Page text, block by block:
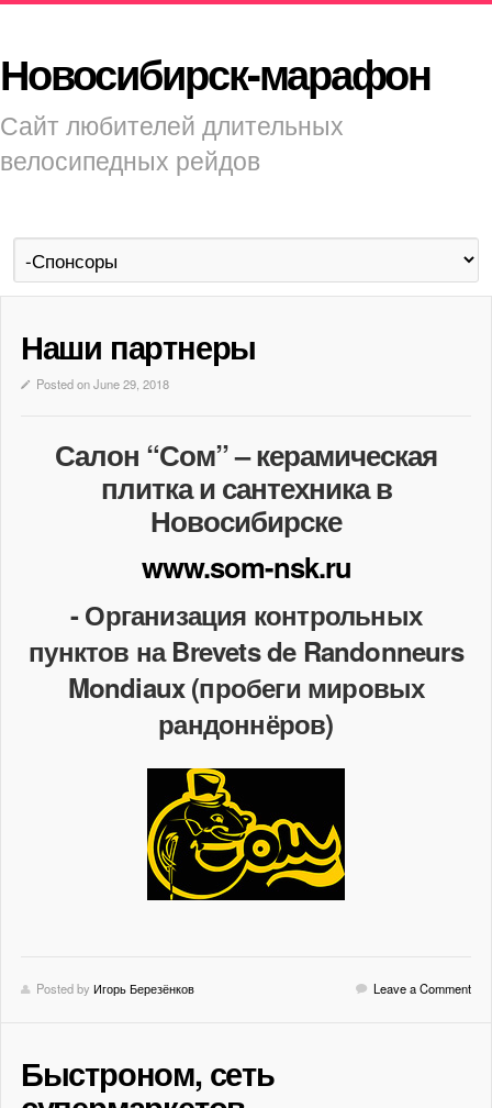
Новосибирск-марафон
Сайт любителей длительных
велосипедных рейдов
Наши партнеры
Posted on June 29, 2018
Салон “Сом” – керамическая
плитка и сантехника в
Новосибирске
www.som-nsk.ru
- Организация контрольных
пунктов на Brevets de Randonneurs
Mondiaux (пробеги мировых
рандоннёров)
Posted by Игорь Березёнков Leave a Comment
Быстроном, сеть